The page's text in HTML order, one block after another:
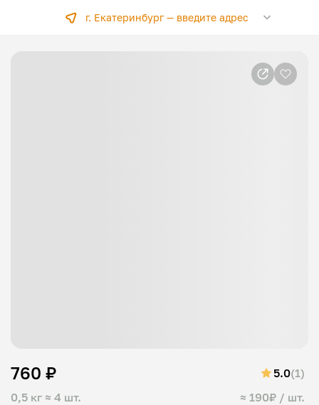
г. Екатеринбург —введите адрес
0,5 кг ≈ 4 шт. ≈ 190₽ / шт.
760 ₽ 5.0(1)